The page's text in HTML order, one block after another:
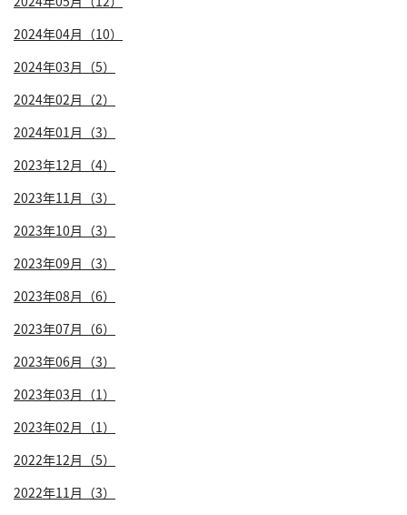
2024年04月（10）
2024年03月（5）
2024年02月（2）
2024年01月（3）
2023年12月（4）
2023年11月（3）
2023年10月（3）
2023年09月（3）
2023年08月（6）
2023年07月（6）
2023年06月（3）
2023年03月（1）
2023年02月（1）
2022年12月（5）
2022年11月（3）